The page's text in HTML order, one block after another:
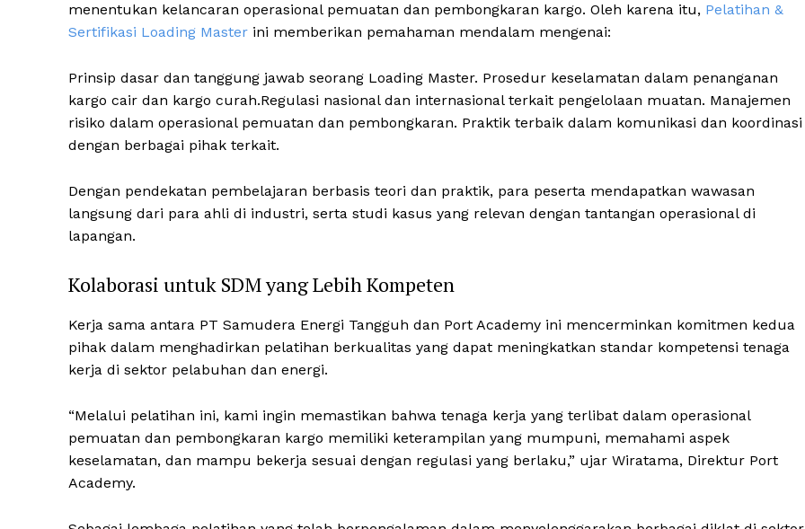
menentukan kelancaran operasional pemuatan dan pembongkaran kargo. Oleh karena itu, Pelatihan &
Sertifikasi Loading Master ini memberikan pemahaman mendalam mengenai:
Prinsip dasar dan tanggung jawab seorang Loading Master. Prosedur keselamatan dalam penanganan
kargo cair dan kargo curah.Regulasi nasional dan internasional terkait pengelolaan muatan. Manajemen
risiko dalam operasional pemuatan dan pembongkaran. Praktik terbaik dalam komunikasi dan koordinasi
dengan berbagai pihak terkait.
Dengan pendekatan pembelajaran berbasis teori dan praktik, para peserta mendapatkan wawasan
langsung dari para ahli di industri, serta studi kasus yang relevan dengan tantangan operasional di
lapangan.
Kolaborasi untuk SDM yang Lebih Kompeten
Kerja sama antara PT Samudera Energi Tangguh dan Port Academy ini mencerminkan komitmen kedua
pihak dalam menghadirkan pelatihan berkualitas yang dapat meningkatkan standar kompetensi tenaga
kerja di sektor pelabuhan dan energi.
“Melalui pelatihan ini, kami ingin memastikan bahwa tenaga kerja yang terlibat dalam operasional
pemuatan dan pembongkaran kargo memiliki keterampilan yang mumpuni, memahami aspek
keselamatan, dan mampu bekerja sesuai dengan regulasi yang berlaku,” ujar Wiratama, Direktur Port
Academy.